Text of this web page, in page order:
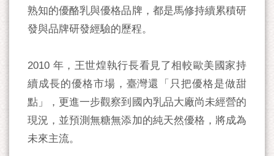
熟知的優酪乳與優格品牌，都是馬修持續累積研
發與品牌研發經驗的歷程。
2010 年，王世煌執行長看見了相較歐美國家持
續成長的優格市場，臺灣還「只把優格是做甜
點」，更進一步觀察到國內乳品大廠尚未經營的
現況，並預測無糖無添加的純天然優格，將成為
未來主流。